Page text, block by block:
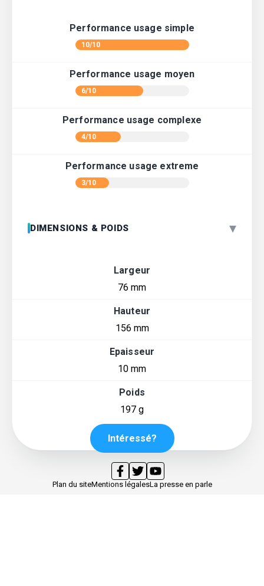
Performance usage simple
10/10
Performance usage moyen
6/10
Performance usage complexe
4/10
Performance usage extreme
3/10
DIMENSIONS & POIDS ▾
Largeur
76 mm
Hauteur
156 mm
Epaisseur
10 mm
Poids
197 g
Intéressé?
Plan du siteMentions légalesLa presse en parle